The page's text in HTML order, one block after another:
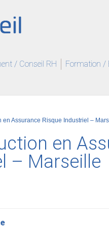
/ Conseil RH Formation /
en Assurance Risque Industriel –
en
– Marseille